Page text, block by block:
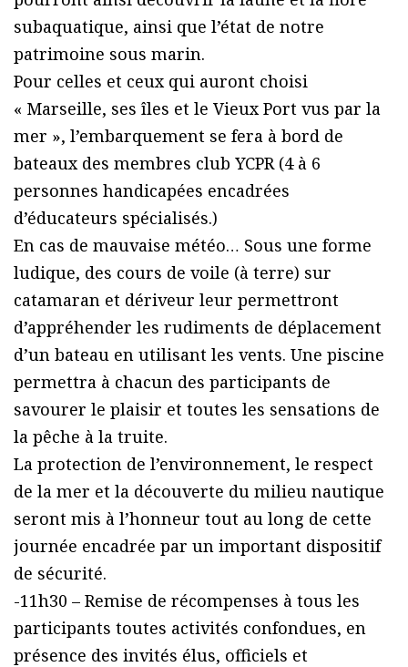
subaquatique, ainsi que l’état de notre
patrimoine sous marin.
Pour celles et ceux qui auront choisi
« Marseille, ses îles et le Vieux Port vus par la
mer », l’embarquement se fera à bord de
bateaux des membres club YCPR (4 à 6
personnes handicapées encadrées
d’éducateurs spécialisés.)
En cas de mauvaise météo… Sous une forme
ludique, des cours de voile (à terre) sur
catamaran et dériveur leur permettront
d’appréhender les rudiments de déplacement
d’un bateau en utilisant les vents. Une piscine
permettra à chacun des participants de
savourer le plaisir et toutes les sensations de
la pêche à la truite.
La protection de l’environnement, le respect
de la mer et la découverte du milieu nautique
seront mis à l’honneur tout au long de cette
journée encadrée par un important dispositif
de sécurité.
-11h30 – Remise de récompenses à tous les
participants toutes activités confondues, en
présence des invités élus, officiels et